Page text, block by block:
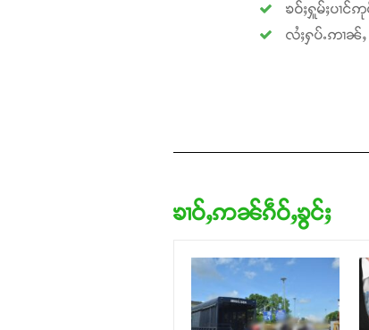
ၶဝ်ႈႁူမ်ႈပၢင်
လႆႈႁပ်ႉဢၢၼ်
ၶၢဝ်ႇဢၼ်ၵဵဝ်ႇၶွင်ႈ